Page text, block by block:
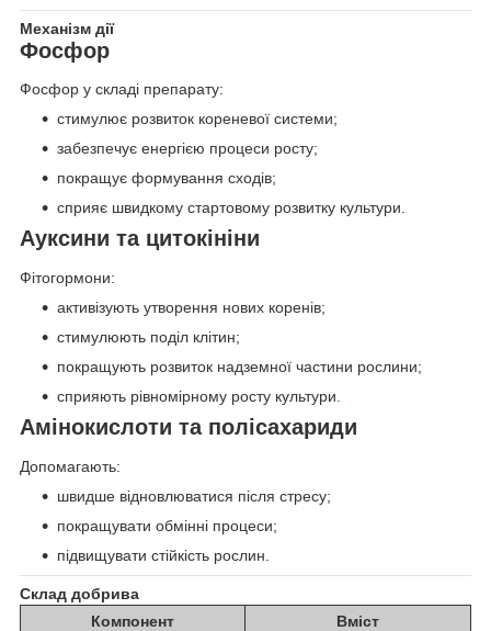
Механізм дії
Фосфор
Фосфор у складі препарату:
стимулює розвиток кореневої системи;
забезпечує енергією процеси росту;
покращує формування сходів;
сприяє швидкому стартовому розвитку культури.
Ауксини та цитокініни
Фітогормони:
активізують утворення нових коренів;
стимулюють поділ клітин;
покращують розвиток надземної частини рослини;
сприяють рівномірному росту культури
Амінокислоти та полісахариди
Допомагають:
швидше відновлюватися після стресу;
покращувати обмінні процеси;
підвищувати стійкість рослин.
Склад добрива
Компонент
Вміст